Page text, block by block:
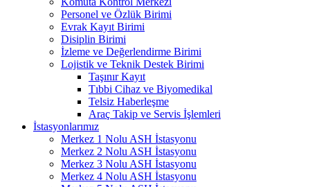
Personel ve Özlük Birimi
Evrak Kayıt Birimi
Disiplin Birimi
İzleme ve Değerlendirme Birimi
Lojistik ve Teknik Destek Birimi
Taşınır Kayıt
Tıbbi Cihaz ve Biyomedikal
Telsiz Haberleşme
Araç Takip ve Servis İşlemleri
İstasyonlarımız
Merkez 1 Nolu ASH İstasyonu
Merkez 2 Nolu ASH İstasyonu
Merkez 3 Nolu ASH İstasyonu
Merkez 4 Nolu ASH İstasyonu